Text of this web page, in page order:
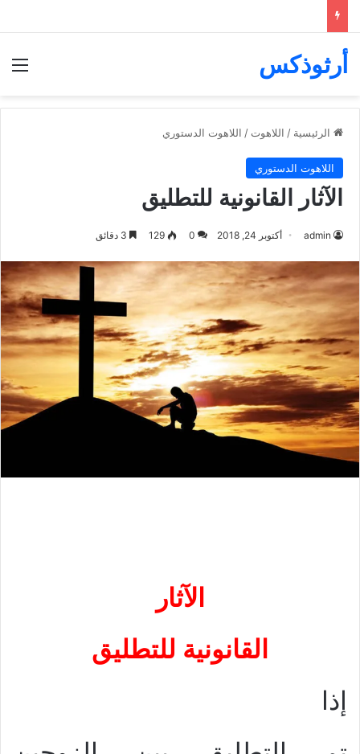
أرثوذكس
الرئيسية / اللاهوت / اللاهوت الدستوري
اللاهوت الدستوري
الآثار القانونية للتطليق
admin أكتوبر 24, 2018 0
129
الآثار
القانونية للتطليق
إذا